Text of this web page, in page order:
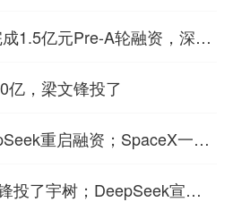
1.5亿元Pre-A轮融资，深耕i
亿，梁文锋投了
重启融资；SpaceX一夜
投了宇树；DeepSeek宣布